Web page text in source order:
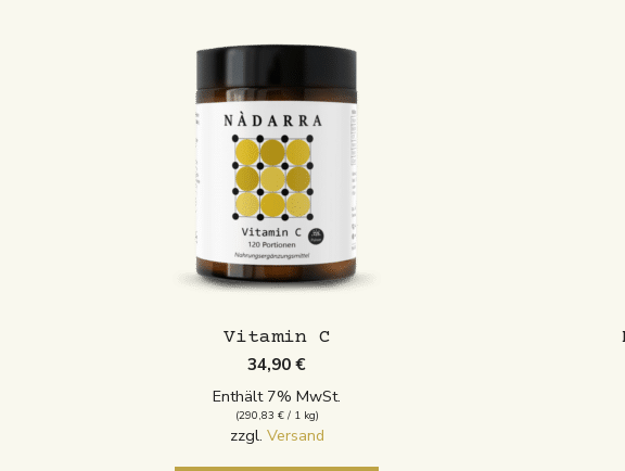
Vitamin C
34,90€
Enthält 7% MwSt.
(290,83 €/ 1 kg)
zzgl. Versand